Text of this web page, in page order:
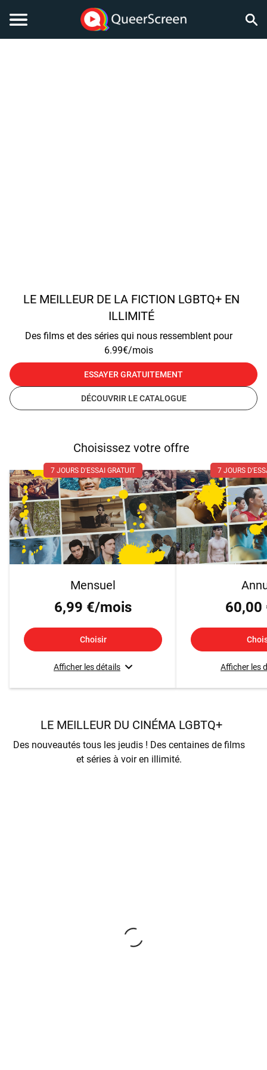
LE MEILLEUR DE LA FICTION LGBTQ+ EN
ILLIMITÉ
Des films et des séries qui nous ressemblent pour
6.99€/mois
ESSAYER GRATUITEMENT
DÉCOUVRIR LE CATALOGUE
Choisissez votre offre
7 JOURS D'ESSAI GRATUIT
Mensuel
6,99 €/mois
Choisir
Afficher les détails
7 JOURS
60,00
Afficher les
LE MEILLEUR DU CINÉMA LGBTQ+
Des nouveautés tous les jeudis ! Des centaines de films
et séries à voir en illimité.